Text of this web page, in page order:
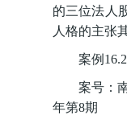
的三位法人
人格的主张
案例
案号：
年第8期